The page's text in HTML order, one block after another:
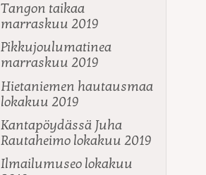
Tangon taikaa
marraskuu 2019
Pikkujoulumatinea
marraskuu 2019
Hietaniemen hautausmaa
lokakuu 2019
Kantapöydässä Juha
Rautaheimo lokakuu 2019
Ilmailumuseo lokakuu